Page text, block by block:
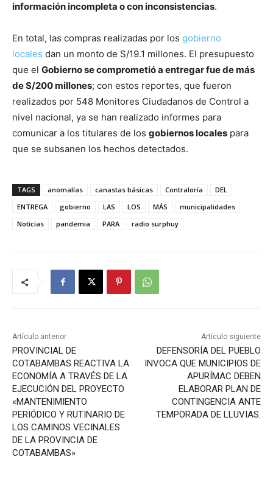
información incompleta o con inconsistencias.
En total, las compras realizadas por los gobierno
locales dan un monto de S/19.1 millones. El presupuesto
que el Gobierno se comprometió a entregar fue de más
de S/200 millones; con estos reportes, que fueron
realizados por 548 Monitores Ciudadanos de Control a
nivel nacional, ya se han realizado informes para
comunicar a los titulares de los gobiernos locales para
que se subsanen los hechos detectados.
TAGS anomalías canastas básicas Contraloría
DEL
ENTREGA
gobierno LAS LOS MÁS
municipalidades
Noticias
pandemia PARA radio surphuy
Artículo anterior
PROVINCIAL DE
COTABAMBAS REACTIVA LA
ECONOMÍA A TRAVÉS DE LA
EJECUCIÓN DEL PROYECTO
«MANTENIMIENTO
PERIÓDICO Y RUTINARIO DE
LOS CAMINOS VECINALES
DE LA PROVINCIA DE
COTABAMBAS»
Artículo siguiente
DEFENSORÍA DEL PUEBLO
INVOCA QUE MUNICIPIOS DE
APURÍMAC DEBEN
ELABORAR PLAN DE
CONTINGENCIA ANTE
TEMPORADA DE LLUVIAS.